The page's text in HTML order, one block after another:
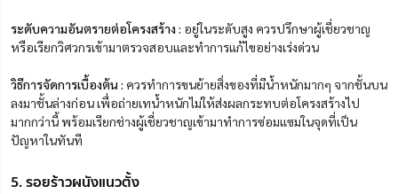
ระดับความอันตรายต่อโครงสร้าง : อยู่ในระดับสูง ควรปรึกษาผู้เชี่ยวชาญ
หรือเรียกวิศวกรเข้ามาตรวจสอบและทำการแก้ไขอย่างเร่งด่วน
วิธีการจัดการเบื้องต้น : ควรทำการขนย้ายสิ่งของที่มีน้ำหนักมากๆ จากชั้นบน
ลงมาชั้นล่างก่อน เพื่อถ่ายเทน้ำหนักไม่ให้ส่งผลกระทบต่อโครงสร้างไป
มากกว่านี้ พร้อมเรียกช่างผู้เชี่ยวชาญเข้ามาทำการซ่อมแซมในจุดที่เป็น
ปัญหาในทันที
5. รอยร้าวผนังแนวตั้ง